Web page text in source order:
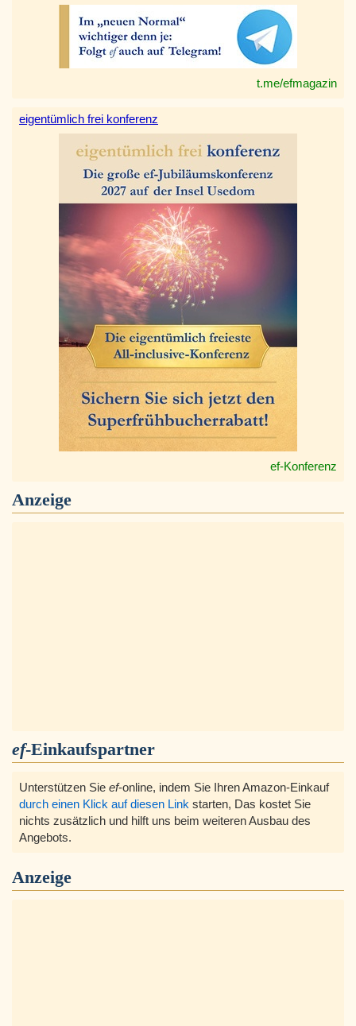
t.me/efmagazin
eigentümlich frei konferenz
ef-Konferenz
Anzeige
ef-Einkaufspartner
Unterstützen Sie ef-online, indem Sie Ihren Amazon-Einkauf
durch einen Klick auf diesen Link starten, Das kostet Sie
nichts zusätzlich und hilft uns beim weiteren Ausbau des
Angebots.
Anzeige